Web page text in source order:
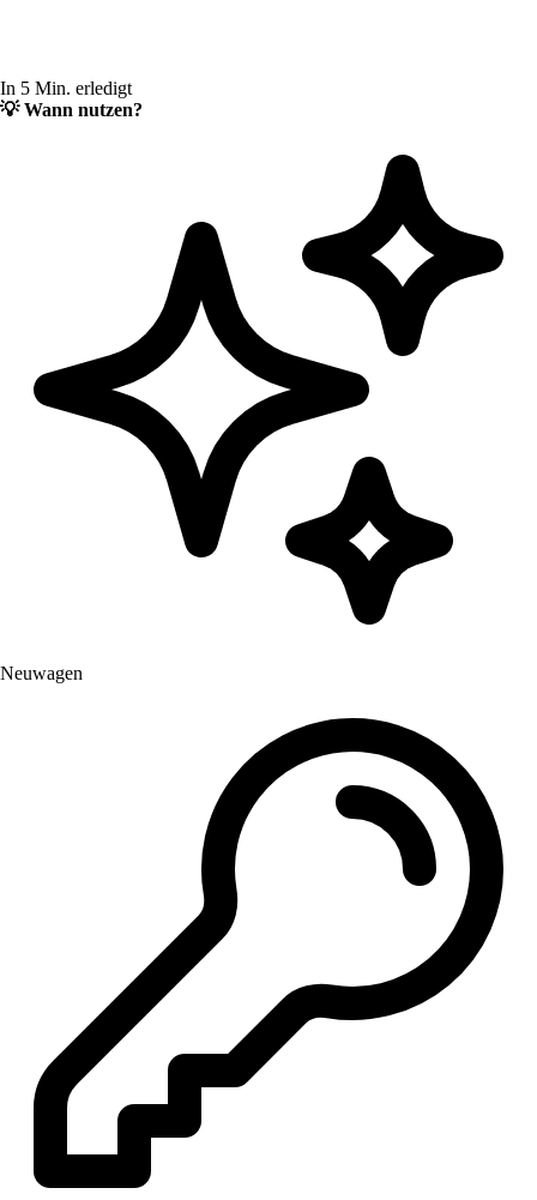
In 5 Min. erledigt
💡Wann nutzen?
Neuwagen